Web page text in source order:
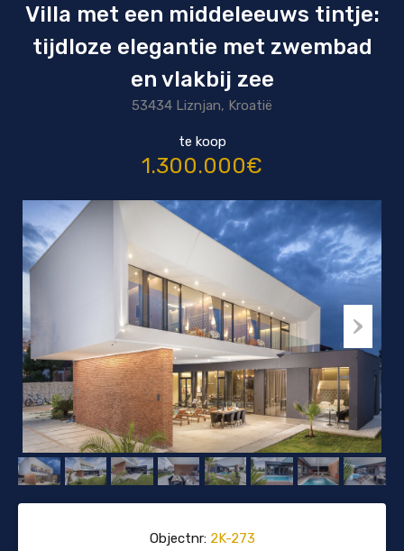
Villa met een middeleeuws tintje:
tijdloze elegantie met zwembad
en vlakbij zee
53434 Liznjan, Kroatië
te koop
1.300.000€
Objectnr:2K-273